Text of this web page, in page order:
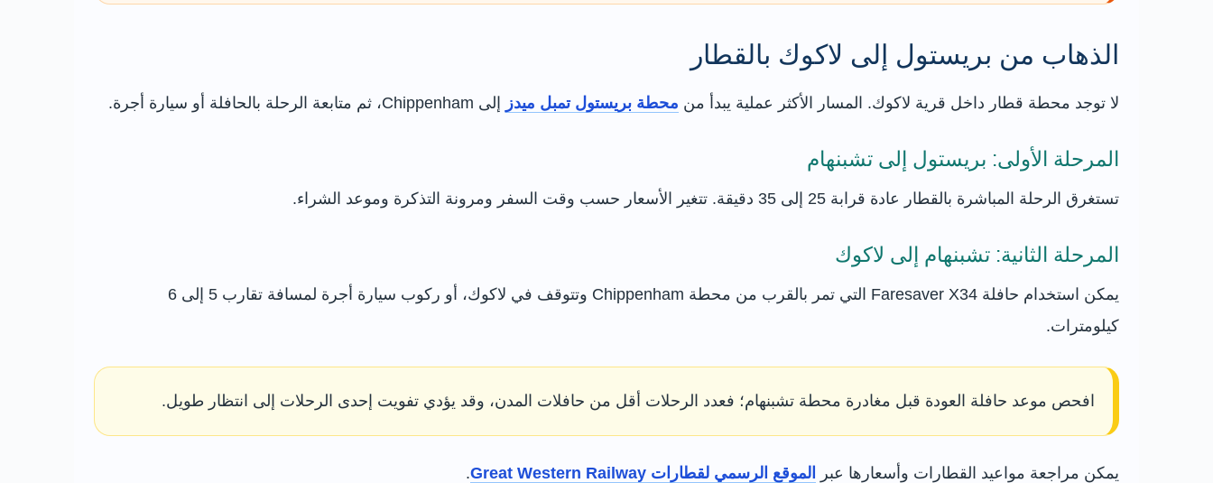
الذهاب من بريستول إلى لاكوك بالقطار
لا توجد محطة قطار داخل قرية لاكوك. المسار الأكثر عملية يبدأ من محطة بريستول تمبل ميدز إلى Chippenham، ثم متابعة الرحلة بالحافلة أو سيارة أجرة.
المرحلة الأولى: بريستول إلى تشبنهام
تستغرق الرحلة المباشرة بالقطار عادة قرابة 25 إلى 35 دقيقة. تتغير الأسعار حسب وقت السفر ومرونة التذكرة وموعد الشراء.
المرحلة الثانية: تشبنهام إلى لاكوك
يمكن استخدام حافلة Faresaver X34 التي تمر بالقرب من محطة Chippenham وتتوقف في لاكوك، أو ركوب سيارة أجرة لمسافة تقارب 5 إلى 6
كيلومترات.
افحص موعد حافلة العودة قبل مغادرة محطة تشبنهام؛ فعدد الرحلات أقل من حافلات المدن، وقد يؤدي تفويت إحدى الرحلات إلى انتظار طويل.
يمكن مراجعة مواعيد القطارات وأسعارها عبر الموقع الرسمي لقطارات Great Western Railway .